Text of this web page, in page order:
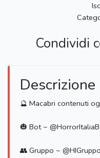
Condividi
Descrizione
🔮 Macabri contenuti
🎃 Bot ~
👥 Gruppo ~ @HIGruppo